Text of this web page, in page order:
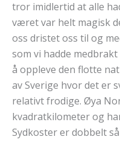
tror imidlertid at alle
været var helt magisk
oss dristet oss til og
som vi hadde
å oppleve den flotte
av Sverige hvor det er
relativt frodige. Øya
kvadratkilometer og
Sydkoster er dobbelt